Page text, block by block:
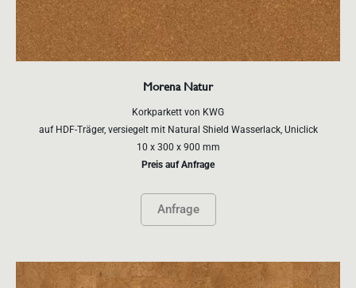
Morena Natur
Korkparkett von KWG
auf HDF-Träger, versiegelt mit Natural Shield Wasserlack, Uniclick
10 x 300 x 900 mm
Preis auf Anfrage
Anfrage